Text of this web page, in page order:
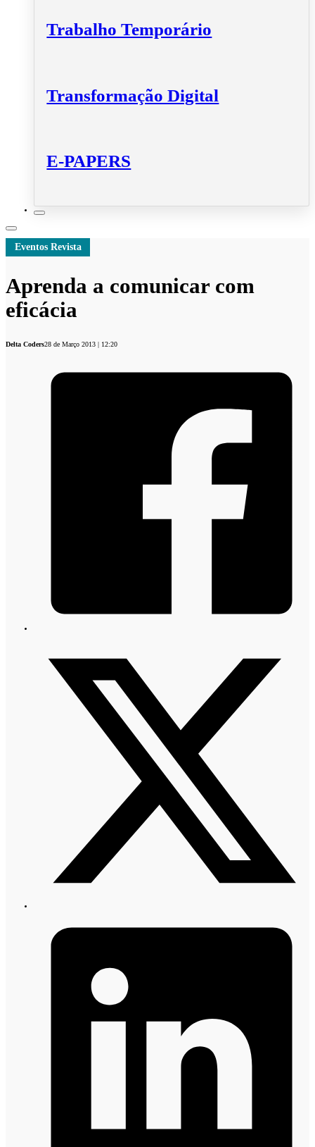
Trabalho Temporário
Transformação Digital
E-PAPERS
Eventos Revista
Aprenda a comunicar com
eficácia
Delta Coders28 de Março 2013 | 12:20